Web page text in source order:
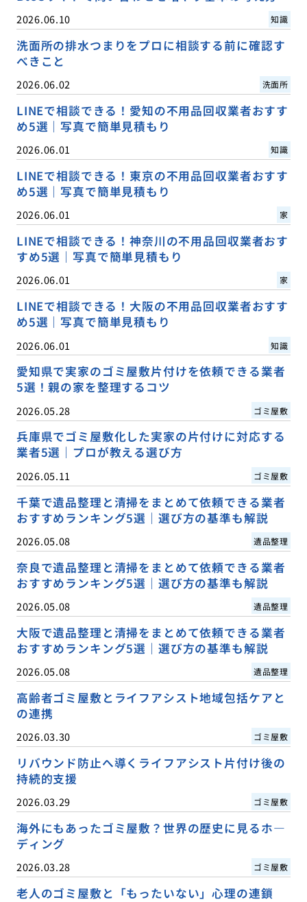
2026.06.10 知識
洗面所の排水つまりをプロに相談する前に確認す
べきこと
2026.06.02 洗面所
LINEで相談できる！愛知の不用品回収業者おすす
め5選｜写真で簡単見積もり
2026.06.01 知識
LINEで相談できる！東京の不用品回収業者おすす
め5選｜写真で簡単見積もり
2026.06.01 家
LINEで相談できる！神奈川の不用品回収業者おす
すめ5選｜写真で簡単見積もり
2026.06.01 家
LINEで相談できる！大阪の不用品回収業者おすす
め5選｜写真で簡単見積もり
2026.06.01 知識
愛知県で実家のゴミ屋敷片付けを依頼できる業者
5選！親の家を整理するコツ
2026.05.28 ゴミ屋敷
兵庫県でゴミ屋敷化した実家の片付けに対応する
業者5選｜プロが教える選び方
2026.05.11 ゴミ屋敷
千葉で遺品整理と清掃をまとめて依頼できる業者
おすすめランキング5選｜選び方の基準も解説
2026.05.08 遺品整理
奈良で遺品整理と清掃をまとめて依頼できる業者
おすすめランキング5選｜選び方の基準も解説
2026.05.08 遺品整理
大阪で遺品整理と清掃をまとめて依頼できる業者
おすすめランキング5選｜選び方の基準も解説
2026.05.08 遺品整理
高齢者ゴミ屋敷とライフアシスト地域包括ケアと
の連携
2026.03.30 ゴミ屋敷
リバウンド防止へ導くライフアシスト片付け後の
持続的支援
2026.03.29 ゴミ屋敷
海外にもあったゴミ屋敷？世界の歴史に見るホ―
ディング
2026.03.28 ゴミ屋敷
老人のゴミ屋敷と「もったいない」心理の連鎖